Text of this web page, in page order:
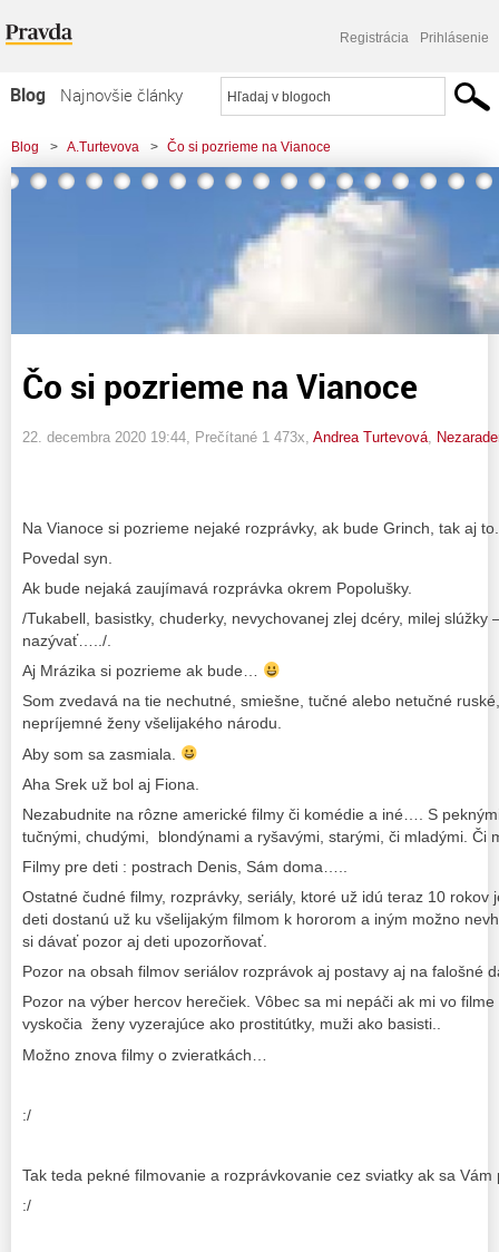
Registrácia Prihlásenie
Blog
Najnovšie články
Najčítanejšie články
Najkomentovanejšie články
Blog > A.Turtevova > Čo si pozrieme na Vianoce
Čo si pozrieme na Vianoce
22. decembra 2020 19:44 , Prečítané 1 473x, Andrea Turtevová
Na Vianoce si pozrieme nejaké rozprávky, ak bude Grinch, tak aj to.
Povedal syn.
Ak bude nejaká zaujímavá rozprávka okrem Popolušky.
/Tukabell, basistky, chuderky, nevychovanej zlej dcéry, milej slúžky
nazývať…../.
Aj Mrázika si pozrieme ak bude…
Som zvedavá na tie nechutné, smiešne, tučné alebo netučné
nepríjemné ženy všelijakého národu.
Aby som sa zasmiala.
Aha Srek už bol aj Fiona.
Nezabudnite na rôzne americké filmy či komédie a iné…. S
tučnými, chudými, blondýnami a ryšavými, starými, či mladými. Či
Filmy pre deti : postrach Denis, Sám doma…..
Ostatné čudné filmy, rozprávky, seriály, ktoré už idú teraz 10 rokov
deti dostanú už ku všelijakým filmom k hororom a iným možno
si dávať pozor aj deti upozorňovať.
Pozor na obsah filmov seriálov rozprávok aj postavy aj na falošné
Pozor na výber hercov herečiek. Vôbec sa mi nepáči ak mi vo
vyskočia ženy vyzerajúce ako prostitútky, muži ako basisti..
Možno znova filmy o zvieratkách…
:/
Tak teda pekné filmovanie a rozprávkovanie cez sviatky ak sa
:/